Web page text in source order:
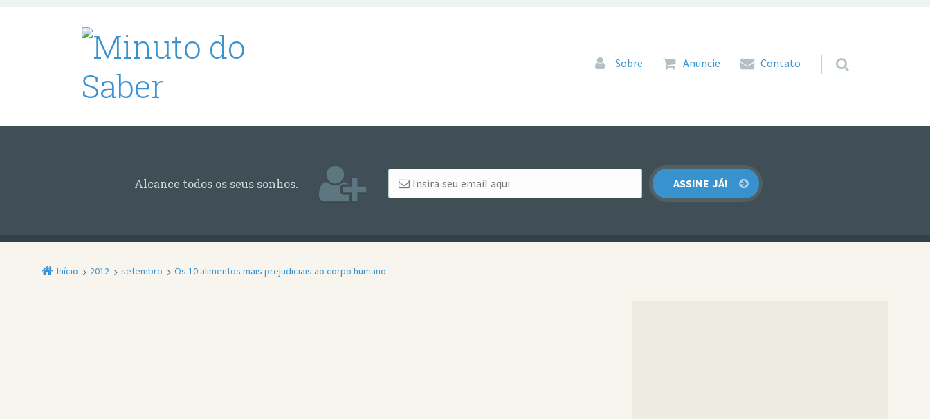
Pular para o conteúdo
Sobre Anuncie Contato
Alcance todos os seus sonhos.
Início 2012 setembro Os 10 alimentos mais prejudiciais ao corpo humano